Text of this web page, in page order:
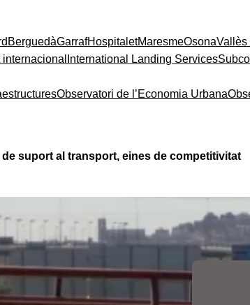
BerguedàGarrafHospitaletMaresmeOsonaVallès
International Landing Services
Observatori de l’Economia Urbana
suport al transport, eines de competitivitat